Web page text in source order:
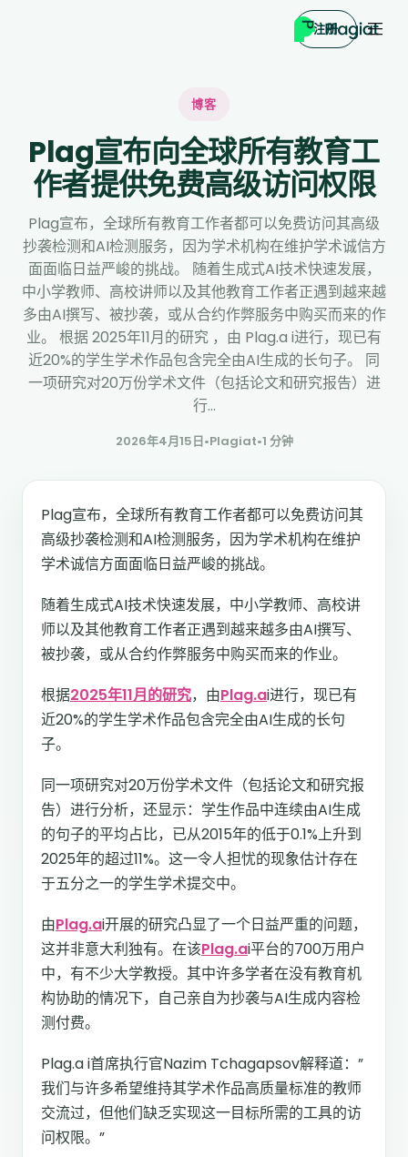
注册
博客
Plag宣布向全球所有教育工
作者提供免费高级访问权限
Plag宣布，全球所有教育工作者都可以免费访问其高级
抄袭检测和AI检测服务，因为学术机构在维护学术诚信方
面面临日益严峻的挑战。 随着生成式AI技术快速发展，
中小学教师、高校讲师以及其他教育工作者正遇到越来越
多由AI撰写、被抄袭，或从合约作弊服务中购买而来的作
业。 根据 2025年11月的研究 ，由 Plag.a i进行，现已有
近20%的学生学术作品包含完全由AI生成的长句子。 同
一项研究对20万份学术文件（包括论文和研究报告）进
行...
2026年4月15日•Plagiat•1 分钟
Plag宣布，全球所有教育工作者都可以免费访问其
高级抄袭检测和AI检测服务，因为学术机构在维护
学术诚信方面面临日益严峻的挑战。
随着生成式AI技术快速发展，中小学教师、高校讲
师以及其他教育工作者正遇到越来越多由AI撰写、
被抄袭，或从合约作弊服务中购买而来的作业。
根据2025年11月的研究，由Plag.ai进行，现已有
近20%的学生学术作品包含完全由AI生成的长句
子。
同一项研究对20万份学术文件（包括论文和研究报
告）进行分析，还显示：学生作品中连续由AI生成
的句子的平均占比，已从2015年的低于0.1%上升到
2025年的超过11%。这一令人担忧的现象估计存在
于五分之一的学生学术提交中。
由Plag.ai开展的研究凸显了一个日益严重的问题，
这并非意大利独有。在该Plag.ai平台的700万用户
中，有不少大学教授。其中许多学者在没有教育机
构协助的情况下，自己亲自为抄袭与AI生成内容检
测付费。
Plag.a i首席执行官Nazim Tchagapsov解释道：”
我们与许多希望维持其学术作品高质量标准的教师
交流过，但他们缺乏实现这一目标所需的工具的访
问权限。”